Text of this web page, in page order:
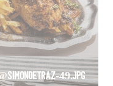
49.jpg